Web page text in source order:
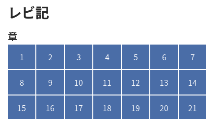
の
書
レビ​記
章
1 2 3 4 5 6 7
8 9 10 11 12 13 14
15 16 17 18 19 20 21